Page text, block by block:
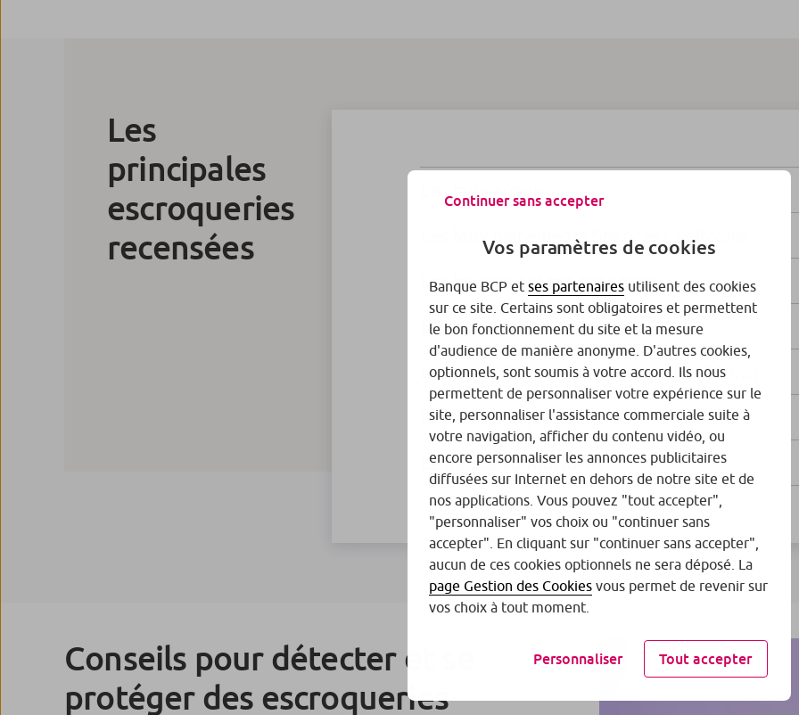
Les
principales
escroqueries
recensées
Les faux appels
Les faux placements financiers / bitcoins
Les fausses petites annonces
Escroquerie sentimentale
La fraude 419 (aussi appelée scam 419…)
La fraude au président
La fraude au RIB/IBAN
Conseils pour détecter et se
protéger des escroqueries
Continuer sans accepter
Vos paramètres de cookies
Banque BCP et ses partenaires utilisent des cookies
sur ce site. Certains sont obligatoires et permettent
le bon fonctionnement du site et la mesure
d'audience de manière anonyme. D'autres cookies,
optionnels, sont soumis à votre accord. Ils nous
permettent de personnaliser votre expérience sur le
site, personnaliser l'assistance commerciale suite à
votre navigation, afficher du contenu vidéo, ou
encore personnaliser les annonces publicitaires
diffusées sur Internet en dehors de notre site et de
nos applications. Vous pouvez "tout accepter",
"personnaliser" vos choix ou "continuer sans
accepter". En cliquant sur "continuer sans accepter",
aucun de ces cookies optionnels ne sera déposé. La
page Gestion des Cookies vous permet de revenir sur
vos choix à tout moment.
Personnaliser Tout accepter